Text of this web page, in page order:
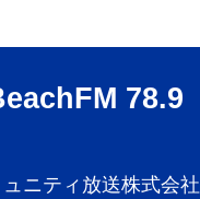
78.9
ニティ放送株式会社